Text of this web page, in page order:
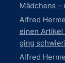
Mädchens –
Alfred
einen Artikel
ging
Alfred